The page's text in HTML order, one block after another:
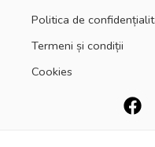
Politica de
Termeni și condiții
Cookies